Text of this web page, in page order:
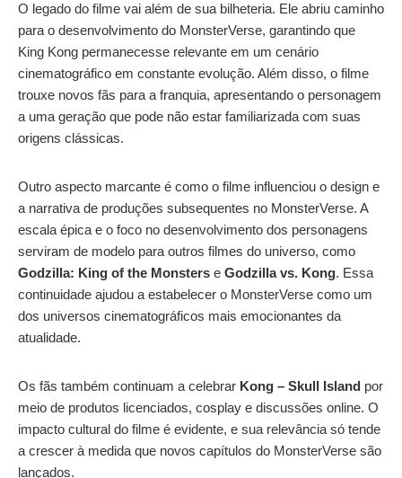
O legado do filme vai além de sua bilheteria. Ele abriu caminho
para o desenvolvimento do MonsterVerse, garantindo que
King Kong permanecesse relevante em um cenário
cinematográfico em constante evolução. Além disso, o filme
trouxe novos fãs para a franquia, apresentando o personagem
a uma geração que pode não estar familiarizada com suas
origens clássicas.
Outro aspecto marcante é como o filme influenciou o design e
a narrativa de produções subsequentes no MonsterVerse. A
escala épica e o foco no desenvolvimento dos personagens
serviram de modelo para outros filmes do universo, como
Godzilla: King of the Monsters e Godzilla vs. Kong. Essa
continuidade ajudou a estabelecer o MonsterVerse como um
dos universos cinematográficos mais emocionantes da
atualidade.
Os fãs também continuam a celebrar Kong – Skull Island por
meio de produtos licenciados, cosplay e discussões online. O
impacto cultural do filme é evidente, e sua relevância só tende
a crescer à medida que novos capítulos do MonsterVerse são
lançados.